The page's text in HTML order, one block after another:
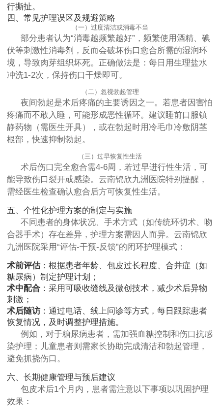
行撕扯。
四、常见护理误区及规避策略
（一）过度清洁或消毒不当
部分患者认为“消毒越频繁越好”，频繁使用酒精、碘
伏等刺激性消毒剂，反而会破坏伤口愈合所需的湿润环
境，导致肉芽组织坏死。正确做法是：每日用生理盐水
冲洗1-2次，保持伤口干燥即可。
（二）忽视勃起管理
夜间勃起是术后疼痛的主要诱因之一。若患者因害怕
疼痛而不敢入睡，可能形成恶性循环。建议睡前口服镇
静药物（需医生开具），或在勃起时用冷毛巾冷敷阴茎
根部，快速抑制勃起。
（三）过早恢复性生活
术后伤口完全愈合需4-6周，若过早进行性生活，可
能导致伤口裂开或感染。云南锦欣九洲医院特别提醒，
需经医生检查确认愈合后方可恢复性生活。
五、个性化护理方案的制定与实施
不同患者的身体状况、手术方式（如传统环切术、吻
合器手术）存在差异，护理方案需因人而异。云南锦欣
九洲医院采用“评估-干预-反馈”的闭环护理模式：
术前评估：根据患者年龄、包皮过长程度、合并症（如
糖尿病）制定护理计划；
术中配合 ：采用可吸收缝线及微创技术，减少术后异物
刺激；
术后随访 ：通过电话、线上问诊等方式，每日跟踪患者
恢复情况，及时调整护理措施。
例如，对于糖尿病患者，需加强血糖控制和伤口抗感
染护理；儿童患者则需家长协助完成清洁和勃起管理，
避免抓挠伤口。
六、长期健康管理与预后建议
包皮术后1个月内，患者需注意以下事项以巩固护理
效果：